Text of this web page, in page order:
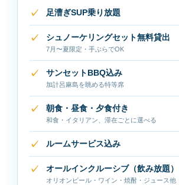
足漕ぎSUP乗り放題
シュノーケリングセット無料貸出
7月〜夏限定・手ぶらでOK
サンセットBBQ込み
加計呂麻島を眺める特等席
朝食・昼食・夕食付き
和食・イタリアン、滞在ごとに選べる
ルームサービス込み
オールインクルーシブ（飲み放題）
オリオンビール・ワイン・焼酎・ジュース他